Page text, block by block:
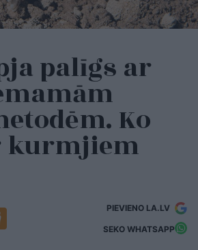
palīgs ar
Ko
kurmjiem
PIEVIENO LA.LV
SEKO WHATSAPP